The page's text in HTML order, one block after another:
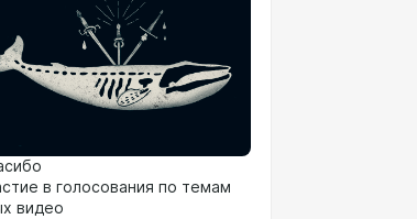
в голосования по темам
видео